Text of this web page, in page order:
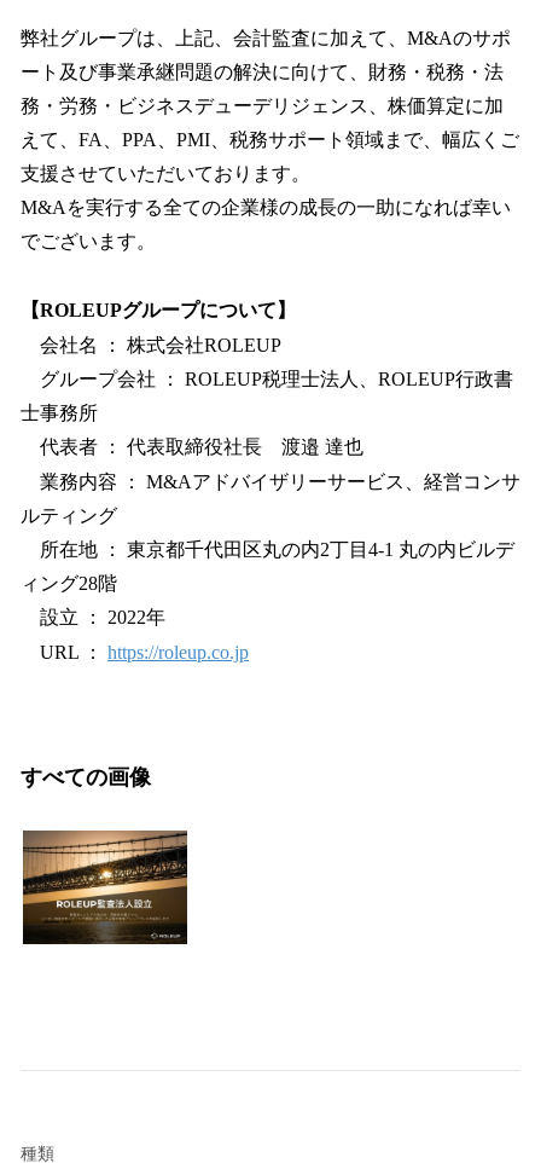
弊社グループは、上記、会計監査に加えて、M&Aのサポ
ート及び事業承継問題の解決に向けて、財務・税務・法
務・労務・ビジネスデューデリジェンス、株価算定に加
えて、FA、PPA、PMI、税務サポート領域まで、幅広くご
支援させていただいております。
M&Aを実行する全ての企業様の成長の一助になれば幸い
でございます。
【ROLEUPグループについて】
会社名 ： 株式会社ROLEUP
グループ会社 ： ROLEUP税理士法人、ROLEUP行政書
士事務所
代表者 ： 代表取締役社長 渡邉 達也
業務内容 ： M&Aアドバイザリーサービス、経営コンサ
ルティング
所在地 ： 東京都千代田区丸の内2丁目4-1 丸の内ビルデ
ィング28階
設立 ： 2022年
URL ： https://roleup.co.jp
すべての画像
種類